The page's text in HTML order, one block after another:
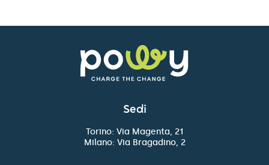
Sedi
Torino: Via Magenta, 21
Milano: Via Bragadino, 2